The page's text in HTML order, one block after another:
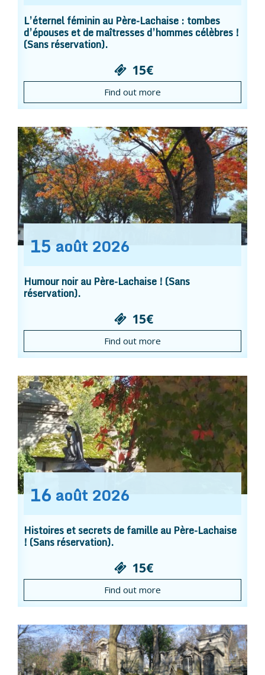
L’éternel féminin au Père-Lachaise : tombes
d’épouses et de maîtresses d’hommes célèbres !
(Sans réservation).
15€
Find out more
15 août 2026
Humour noir au Père-Lachaise ! (Sans
réservation).
15€
Find out more
16 août 2026
Histoires et secrets de famille au Père-Lachaise
! (Sans réservation).
15€
Find out more